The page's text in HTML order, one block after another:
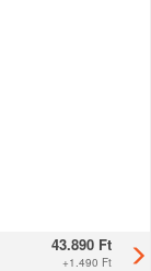
43.890 Ft
+1.490 Ft